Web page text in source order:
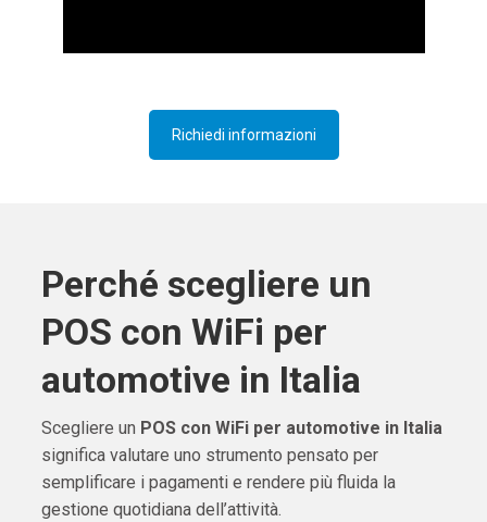
Richiedi informazioni
Perché scegliere un
POS con WiFi per
automotive in Italia
Scegliere un POS con WiFi per automotive in Italia
significa valutare uno strumento pensato per
semplificare i pagamenti e rendere più fluida la
gestione quotidiana dell’attività.